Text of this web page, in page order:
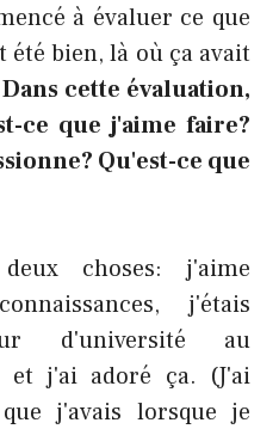
à évaluer ce que
été bien, là où ça avait
Dans cette évaluation,
ce que j'aime faire?
Qu'est-ce que
choses: j'aime
j'étais
d'université au
et j'ai adoré ça. (J'ai
j'avais lorsque je